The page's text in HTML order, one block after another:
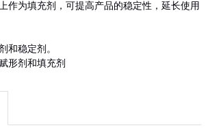
作为填充剂，可提高产品的稳定性，延长使用
和稳定剂。
形剂和填充剂